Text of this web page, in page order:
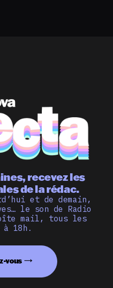
recevez les
de la rédac.
et de demain,
le son de Radio
mail, tous les
18h.
vous